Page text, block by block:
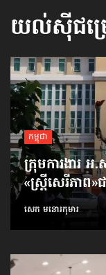
យល់ស៊ីជម្រ
កម្ពុជា
ក្រុមការងារ អ
«ស្ត្រីសេរីភាព»​
សេក មនោរកុមារ